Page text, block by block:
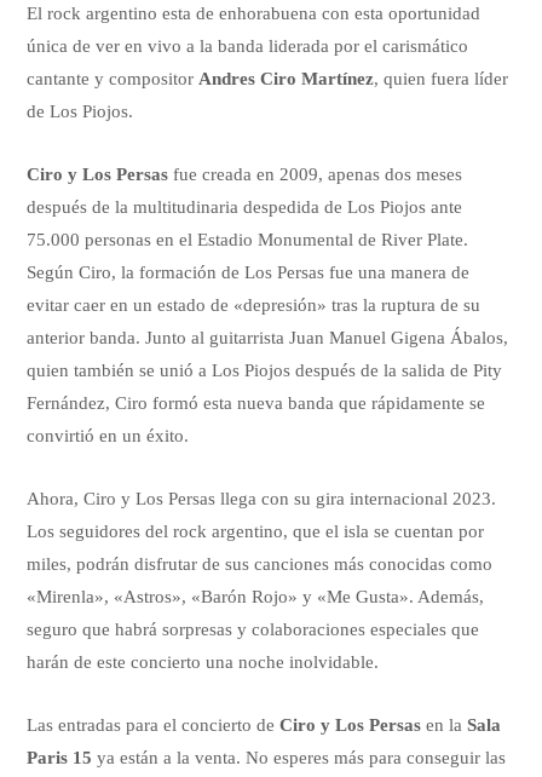
El rock argentino esta de enhorabuena con esta oportunidad
única de ver en vivo a la banda liderada por el carismático
cantante y compositor Andres Ciro Martínez, quien fuera líder
de Los Piojos.
Ciro y Los Persas fue creada en 2009, apenas dos meses
después de la multitudinaria despedida de Los Piojos ante
75.000 personas en el Estadio Monumental de River Plate.
Según Ciro, la formación de Los Persas fue una manera de
evitar caer en un estado de «depresión» tras la ruptura de su
anterior banda. Junto al guitarrista Juan Manuel Gigena Ábalos,
quien también se unió a Los Piojos después de la salida de Pity
Fernández, Ciro formó esta nueva banda que rápidamente se
convirtió en un éxito.
Ahora, Ciro y Los Persas llega con su gira internacional 2023.
Los seguidores del rock argentino, que el isla se cuentan por
miles, podrán disfrutar de sus canciones más conocidas como
«Mirenla», «Astros», «Barón Rojo» y «Me Gusta». Además,
seguro que habrá sorpresas y colaboraciones especiales que
harán de este concierto una noche inolvidable.
Las entradas para el concierto deCiro y Los Persas en laSala
Paris 15 ya están a la venta. No esperes más para conseguir las